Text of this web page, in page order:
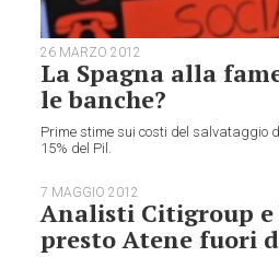
26 MARZO 2012
La Spagna alla
le banche?
Prime stime sui costi del salvataggio
15% del Pil.
7 MAGGIO 2012
Analisti Citigroup e
presto Atene fuori